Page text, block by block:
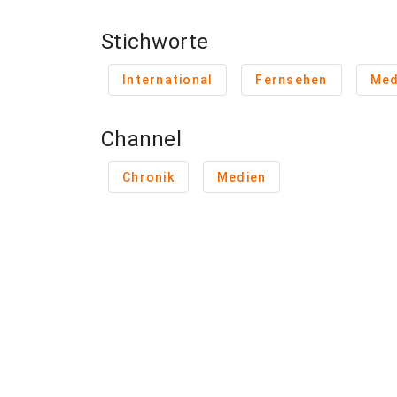
Stichworte
International Fernsehen
Channel
Chronik Medien